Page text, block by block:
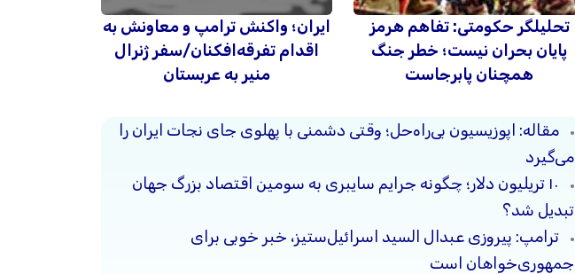
تحلیلگر حکومتی: تفاهم هرمز
پایان بحران نیست؛ خطر جنگ
همچنان پابرجاست
ایران؛ واکنش ترامپ و معاونش به
اقدام تفرقه‌افکنان/سفر ژنرال
منیر به عربستان
مقاله: اپوزیسیون بی‌راه‌حل؛ وقتی دشمنی با پهلوی جای نجات ایران را
می‌گیرد
۱۰ تریلیون دلار؛ چگونه جرایم سایبری به سومین اقتصاد بزرگ جهان
تبدیل شد؟
ترامپ: پیروزی عبدال السید اسرائیل‌ستیز، خبر خوبی برای
جمهوری‌خواهان است